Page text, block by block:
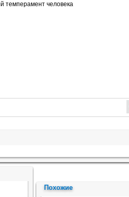
темперамент человека
Похожие